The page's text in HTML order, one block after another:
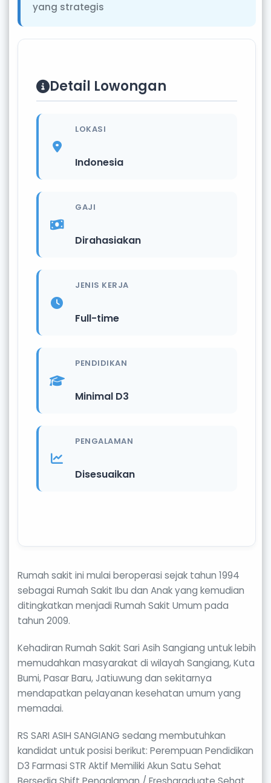
yang strategis
Detail Lowongan
LOKASI
Indonesia
GAJI
Dirahasiakan
JENIS KERJA
Full-time
PENDIDIKAN
Minimal D3
PENGALAMAN
Disesuaikan
Rumah sakit ini mulai beroperasi sejak tahun 1994
sebagai Rumah Sakit Ibu dan Anak yang kemudian
ditingkatkan menjadi Rumah Sakit Umum pada
tahun 2009.
Kehadiran Rumah Sakit Sari Asih Sangiang untuk lebih
memudahkan masyarakat di wilayah Sangiang, Kuta
Bumi, Pasar Baru, Jatiuwung dan sekitarnya
mendapatkan pelayanan kesehatan umum yang
memadai.
RS SARI ASIH SANGIANG sedang membutuhkan
kandidat untuk posisi berikut: Perempuan Pendidikan
D3 Farmasi STR Aktif Memiliki Akun Satu Sehat